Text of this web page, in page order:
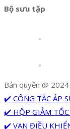
Bộ sưu tập
Bản quyền @
✔️ CÔNG TẮC ÁP
✔️ HỘP GIẢM
✔️ VAN ĐIỀU